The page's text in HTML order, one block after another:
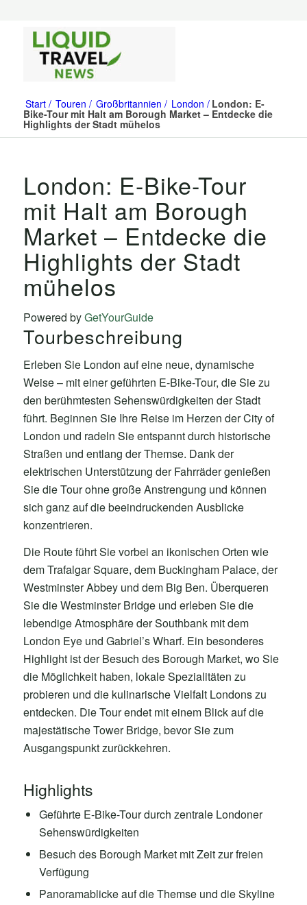
Start Touren Großbritannien London London: E-
Bike-Tour mit Halt am Borough Market – Entdecke die
Highlights der Stadt mühelos
London: E-Bike-Tour
mit Halt am Borough
Market – Entdecke die
Highlights der Stadt
mühelos
Powered byGetYourGuide
Tourbeschreibung
Erleben Sie London auf eine neue, dynamische
Weise – mit einer geführten E-Bike-Tour, die Sie zu
den berühmtesten Sehenswürdigkeiten der Stadt
führt. Beginnen Sie Ihre Reise im Herzen der City of
London und radeln Sie entspannt durch historische
Straßen und entlang der Themse. Dank der
elektrischen Unterstützung der Fahrräder genießen
Sie die Tour ohne große Anstrengung und können
sich ganz auf die beeindruckenden Ausblicke
konzentrieren.
Die Route führt Sie vorbei an ikonischen Orten wie
dem Trafalgar Square, dem Buckingham Palace, der
Westminster Abbey und dem Big Ben. Überqueren
Sie die Westminster Bridge und erleben Sie die
lebendige Atmosphäre der Southbank mit dem
London Eye und Gabriel’s Wharf. Ein besonderes
Highlight ist der Besuch des Borough Market, wo Sie
die Möglichkeit haben, lokale Spezialitäten zu
probieren und die kulinarische Vielfalt Londons zu
entdecken. Die Tour endet mit einem Blick auf die
majestätische Tower Bridge, bevor Sie zum
Ausgangspunkt zurückkehren.
Highlights
Geführte E-Bike-Tour durch zentrale Londoner
Sehenswürdigkeiten
Besuch des Borough Market mit Zeit zur freien
Verfügung
Panoramablicke auf die Themse und die Skyline